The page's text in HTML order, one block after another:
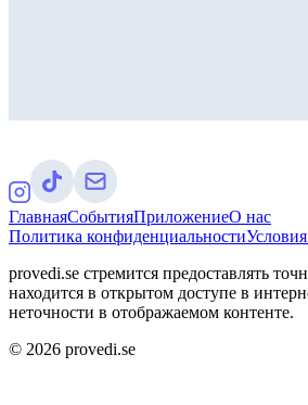
ГлавнаяСобытияПриложениеО нас
Политика конфиденциальности
provedi.se стремится предоставлять
находится в открытом доступе в
неточности в отображаемом контенте.
© 2026 provedi.se